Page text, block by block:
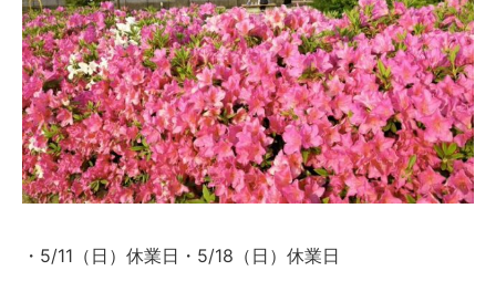
・5/11（日）休業日・5/18（日）休業日